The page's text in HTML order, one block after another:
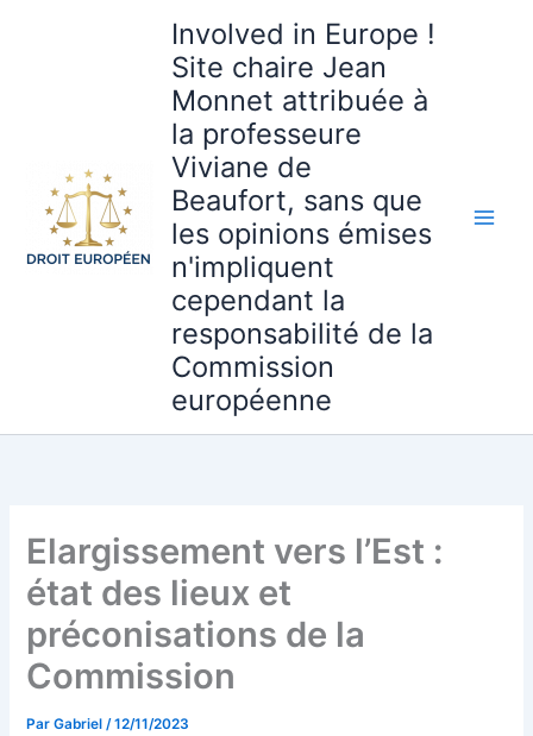
Involved in Europe !
Site chaire Jean
Monnet attribuée à
la professeure
Viviane de
Beaufort, sans que
les opinions émises
n'impliquent
cependant la
responsabilité de la
Commission
européenne
Elargissement vers l’Est :
état des lieux et
préconisations de la
Commission
ParGabriel/12/11/2023